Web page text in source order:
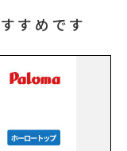
すめです